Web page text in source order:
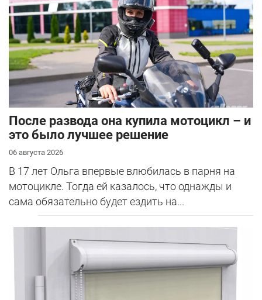
После развода она купила мотоцикл – и
это было лучшее решение
06 августа 2026
В 17 лет Ольга впервые влюбилась в парня на
мотоцикле. Тогда ей казалось, что однажды и
сама обязательно будет ездить на...